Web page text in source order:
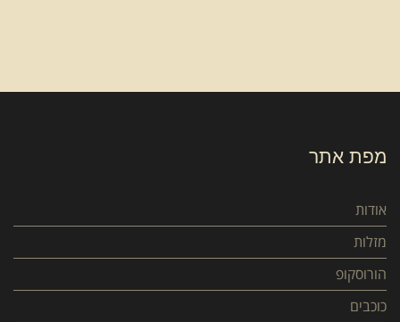
מפת אתר
אודות
מזלות
הורוסקופ
כוכבים